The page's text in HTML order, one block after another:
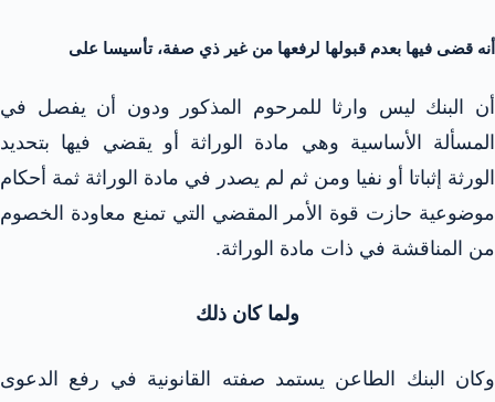
أنه قضى فيها بعدم قبولها لرفعها من غير ذي صفة، تأسيسا على
أن البنك ليس وارثا للمرحوم المذكور ودون أن يفصل في
المسألة الأساسية وهي مادة الوراثة أو يقضي فيها بتحديد
الورثة إثباتا أو نفيا ومن ثم لم يصدر في مادة الوراثة ثمة أحكام
موضوعية حازت قوة الأمر المقضي التي تمنع معاودة الخصوم
من المناقشة في ذات مادة الوراثة.
ولما كان ذلك
وكان البنك الطاعن يستمد صفته القانونية في رفع الدعوى